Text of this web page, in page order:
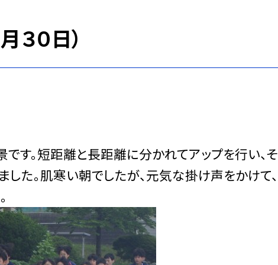
０日）
す。短距離と長距離に分かれてアップを行い、そ
た。肌寒い朝でしたが、元気な掛け声をかけて、